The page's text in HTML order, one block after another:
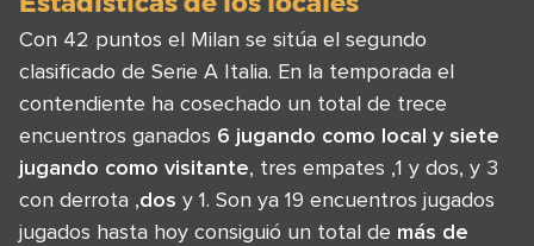
Con 42 puntos el Milan se sitúa el segundo
clasificado de Serie A Italia. En la temporada el
contendiente ha cosechado un total de trece
encuentros ganados 6 jugando como local y siete
jugando como visitante, tres empates ,1 y dos, y 3
con derrota ,dos y 1. Son ya 19 encuentros jugados
jugados hasta hoy consiguió un total de más de